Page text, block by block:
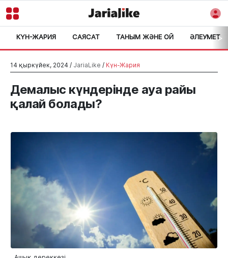
КҮН-ЖАРИЯ САЯСАТ ТАНЫМ ЖӘНЕ ОЙ ӘЛЕУМЕТ>
14 қыркүйек, 2024 / JariaLike / Күн-Жария
Демалыс күндерінде ауа райы
қалай болады?